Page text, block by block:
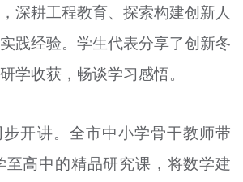
深耕工程教育、探索构建创新人
践经验。学生代表分享了创新冬
学收获，畅谈学习感悟。
开讲。全市中小学骨干教师带
高中的精品研究课，将数学建